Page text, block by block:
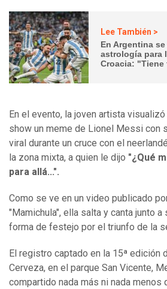
Lee También >
En Argentina
astrología para
Croacia:
En el evento, la joven artista
show un meme de Lionel Messi con
viral durante un cruce con el
la zona mixta, a quien le dijo "¿Qué
para allá...".
Como se ve en un video publicado
"Mamichula", ella salta y canta junto
forma de festejo por el triunfo de la
El registro captado en la 15ª edición
Cerveza, en el parque San Vicente,
compartido nada más ni nada menos